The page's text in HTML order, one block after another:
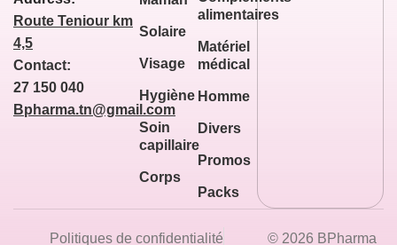
Route Teniour km
4,5
Contact:
27 150 040
Bpharma.tn@gmail.com
Solaire
Visage
Hygiène
Soin
capillaire
Corps
alimentaires
Matériel
médical
Homme
Divers
Promos
Packs
© 2026 BPharma
Politiques de confidentialité